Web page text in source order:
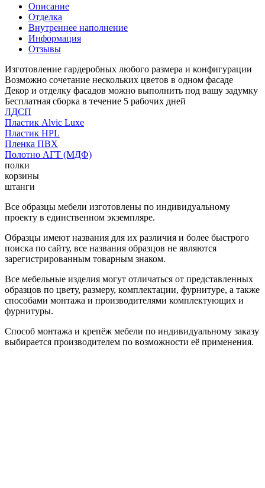
Описание
Отделка
Внутреннее наполнение
Информация
Отзывы
Изготовление гардеробных любого размера и конфигурации
Возможно сочетание нескольких цветов в одном фасаде
Декор и отделку фасадов можно выполнить под вашу задумку
Бесплатная сборка в течение 5 рабочих дней
ЛДСП
Пластик Alvic Luxe
Пластик HPL
Пленка ПВХ
Полотно АГТ (МДФ)
полки
корзины
штанги
Все образцы мебели изготовлены по индивидуальному
проекту в единственном экземпляре.
Образцы имеют названия для их различия и более быстрого
поиска по сайту, все названия образцов не являются
зарегистрированным товарным знаком.
Все мебельные изделия могут отличаться от представленных
образцов по цвету, размеру, комплектации, фурнитуре, а также
способами монтажа и производителями комплектующих и
фурнитуры.
Способ монтажа и крепёж мебели по индивидуальному заказу
выбирается производителем по возможности её применения.